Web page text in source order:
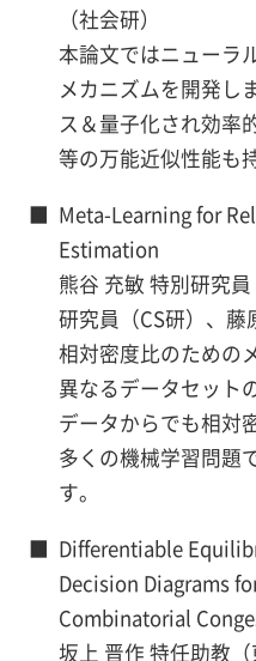
（社会研）
本論文ではニューラ
メカニズムを開発し
ス＆量子化され効率
等の万能近似性能も
■ Meta-Learning for
Estimation
熊谷 充敏 特別研究
研究員（CS研）、藤
相対密度比のための
異なるデータセット
データからでも相対
多くの機械学習問題
す。
■ Differentiable
Decision Diagrams
Combinatorial
坂上 晋作 特任助教